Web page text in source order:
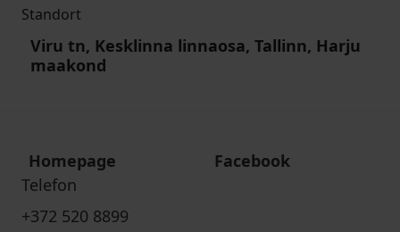
Standort
Viru tn, Kesklinna linnaosa, Tallinn, Harju
maakond
Homepage
Facebook
Telefon
+372 520 8899